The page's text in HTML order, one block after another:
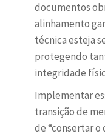
documentos
alinhamento
técnica esteja
protegendo
integridade
Implementar
transição de
de “consertar